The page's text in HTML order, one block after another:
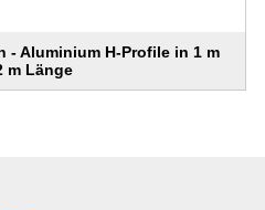
- Aluminium H-Profile in 1 m
m Länge